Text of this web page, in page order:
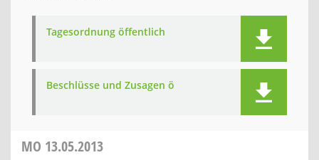
Tagesordnung öffentlich
Beschlüsse und Zusagen ö
MO 13.05.2013